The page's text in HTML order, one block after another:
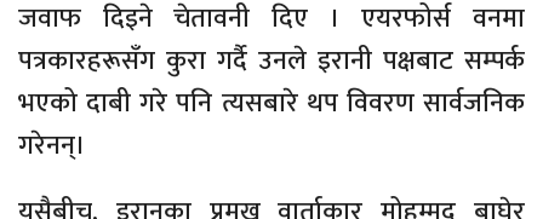
जवाफ दिइने चेतावनी दिए । एयरफोर्स वनमा
पत्रकारहरूसँग कुरा गर्दै उनले इरानी पक्षबाट सम्पर्क
भएको दाबी गरे पनि त्यसबारे थप विवरण सार्वजनिक
गरेनन्।